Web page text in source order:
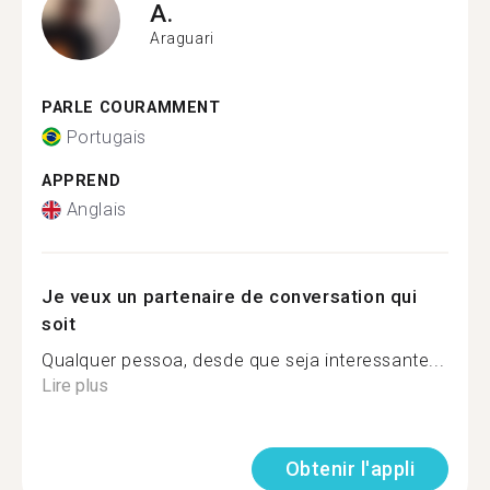
A.
Araguari
PARLE COURAMMENT
Portugais
APPREND
Anglais
Je veux un partenaire de conversation qui
soit
Qualquer pessoa, desde que seja interessante...
Lire plus
Obtenir l'appli